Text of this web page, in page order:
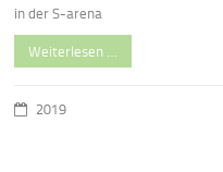
in der S-arena
Weiterlesen …
2019